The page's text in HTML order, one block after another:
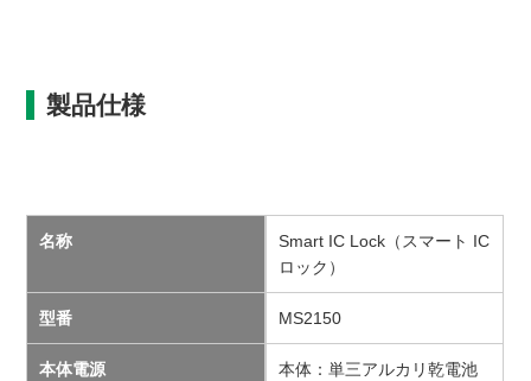
製品仕様
名称
Smart IC Lock（スマート IC
ロック）
型番 MS2150
本体電源
本体：単三アルカリ乾電池